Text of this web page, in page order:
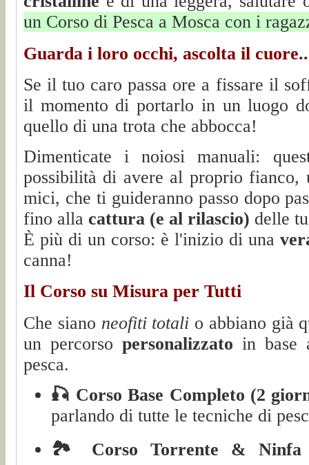
un Corso di Pesca a Mosca con i
Guarda i loro occhi, ascolta il cuore..
Se il tuo caro passa ore a fissare il
il momento di portarlo in un luogo
quello di una trota che abbocca!
Dimenticate i noiosi manuali:
possibilità di avere al proprio
mici, che ti guideranno passo dopo
fino alla cattura (e al rilascio) delle
È più di un corso: è l'inizio di una
canna!
Il Corso su Misura per Tutti
Che siano neofiti totali o abbiano già
un percorso personalizzato in base
pesca.
🎣 Corso Base Completo (2
parlando di tutte le tecniche di
🏞️ Corso Torrente & Ninfa